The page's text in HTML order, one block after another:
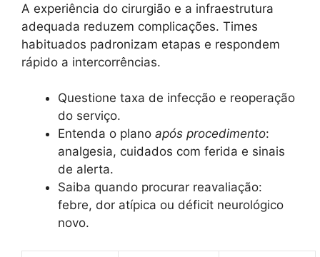
A experiência do cirurgião e a infraestrutura
adequada reduzem complicações. Times
habituados padronizam etapas e respondem
rápido a intercorrências.
Questione taxa de infecção e reoperação
do serviço.
Entenda o plano após procedimento:
analgesia, cuidados com ferida e sinais
de alerta.
Saiba quando procurar reavaliação:
febre, dor atípica ou déficit neurológico
novo.